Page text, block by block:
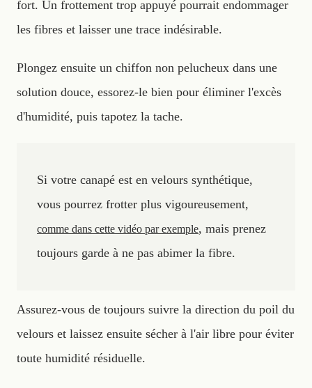
fort. Un frottement trop appuyé pourrait endommager
les fibres et laisser une trace indésirable.
Plongez ensuite un chiffon non pelucheux dans une
solution douce, essorez-le bien pour éliminer l'excès
d'humidité, puis tapotez la tache.
Si votre canapé est en velours synthétique,
vous pourrez frotter plus vigoureusement,
comme dans cette vidéo par exemple, mais prenez
toujours garde à ne pas abimer la fibre.
Assurez-vous de toujours suivre la direction du poil du
velours et laissez ensuite sécher à l'air libre pour éviter
toute humidité résiduelle.